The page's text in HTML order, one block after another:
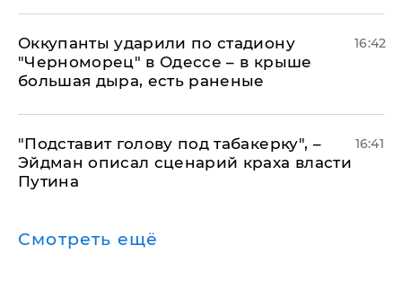
Оккупанты ударили по стадиону
"Черноморец" в Одессе – в крыше
большая дыра, есть раненые
16:42
​"Подставит голову под табакерку", –
Эйдман описал сценарий краха власти
Путина
16:41
Смотреть ещё